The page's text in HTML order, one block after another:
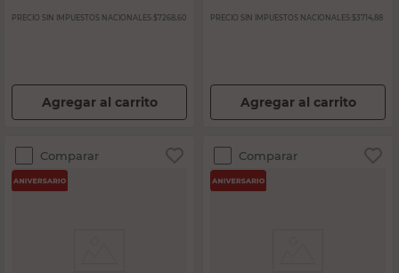
PRECIO SIN IMPUESTOS NACIONALES: $7268,60
Agregar al carrito
PRECIO SIN IMPUESTOS NACIONALES: $3714,88
Agregar al carrito
Comparar Comparar